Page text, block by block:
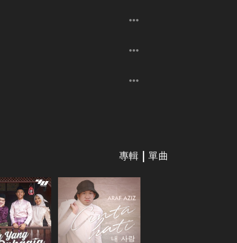
專輯 | 單曲